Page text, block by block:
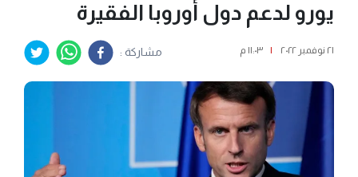
يورو لدعم دول أوروبا الفقيرة
٢١ نوفمبر ٢٠٢٢ | ١١:٠٣ م مشاركة :